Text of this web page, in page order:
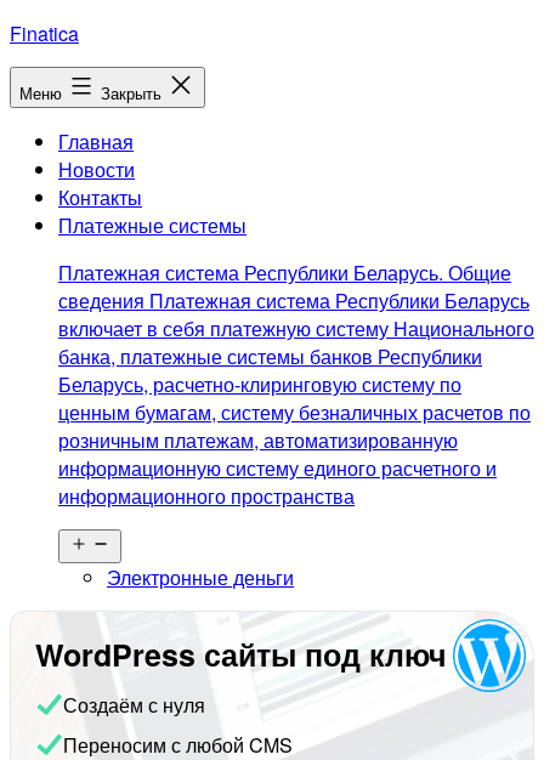
Перейти
к
содержимому
Finatica
Меню Закрыть
Главная
Новости
Контакты
Платежные системы
Платежная система Республики Беларусь. Общие
сведения Платежная система Республики Беларусь
включает в себя платежную систему Национального
банка, платежные системы банков Республики
Беларусь, расчетно-клиринговую систему по
ценным бумагам, систему безналичных расчетов по
розничным платежам, автоматизированную
информационную систему единого расчетного и
информационного пространства
меню
Электронные деньги
WordPress сайты под ключ
Создаём с нуля
Переносим с любой CMS